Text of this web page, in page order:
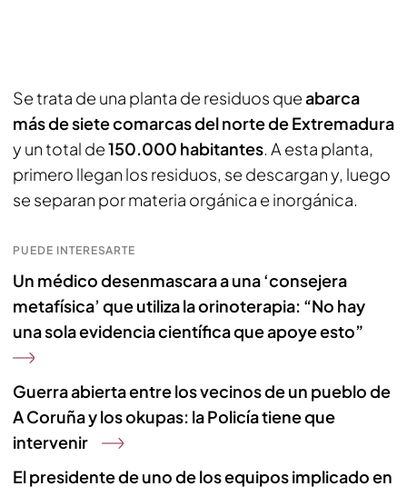
Se trata de una planta de residuos queabarca
más de siete comarcas del norte de Extremadura
y un total de150.000 habitantes. A esta planta,
primero llegan los residuos, se descargan y, luego
se separan por materia orgánica e inorgánica.
PUEDE INTERESARTE
Un médico desenmascara a una ‘consejera
metafísica’ que utiliza la orinoterapia: “No hay
una sola evidencia científica que apoye esto”
Guerra abierta entre los vecinos de un pueblo de
A Coruña y los okupas: la Policía tiene que
intervenir
El presidente de uno de los equipos implicado en